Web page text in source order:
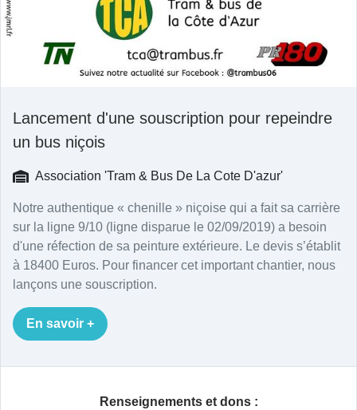
Lancement d'une souscription pour repeindre
un bus niçois
Association 'Tram & Bus De La Cote D'azur'
Notre authentique « chenille » niçoise qui a fait sa carrière
sur la ligne 9/10 (ligne disparue le 02/09/2019) a besoin
d'une réfection de sa peinture extérieure. Le devis s’établit
à 18400 Euros. Pour financer cet important chantier, nous
lançons une souscription.
En savoir +
Renseignements et dons :